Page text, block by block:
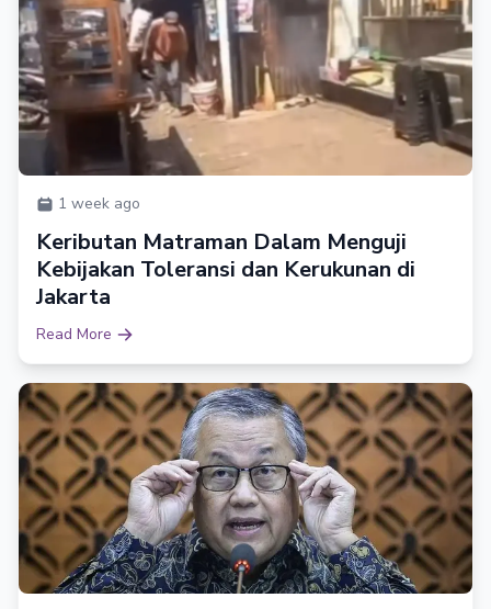
1 week ago
Keributan Matraman Dalam Menguji
Kebijakan Toleransi dan Kerukunan di
Jakarta
Read More